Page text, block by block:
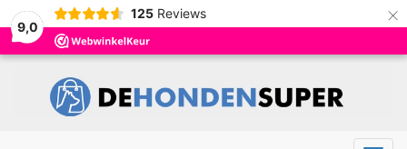
9,0
125 Reviews ×